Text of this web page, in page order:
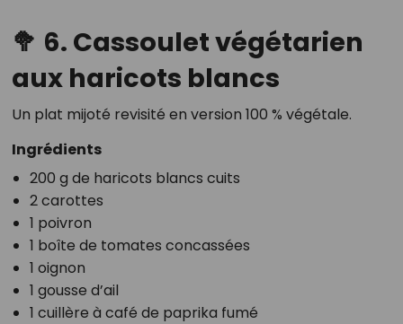
🥦 6. Cassoulet végétarien
aux haricots blancs
Un plat mijoté revisité en version 100 % végétale.
Ingrédients
200 g de haricots blancs cuits
2 carottes
1 poivron
1 boîte de tomates concassées
1 oignon
1 gousse d’ail
1 cuillère à café de paprika fumé